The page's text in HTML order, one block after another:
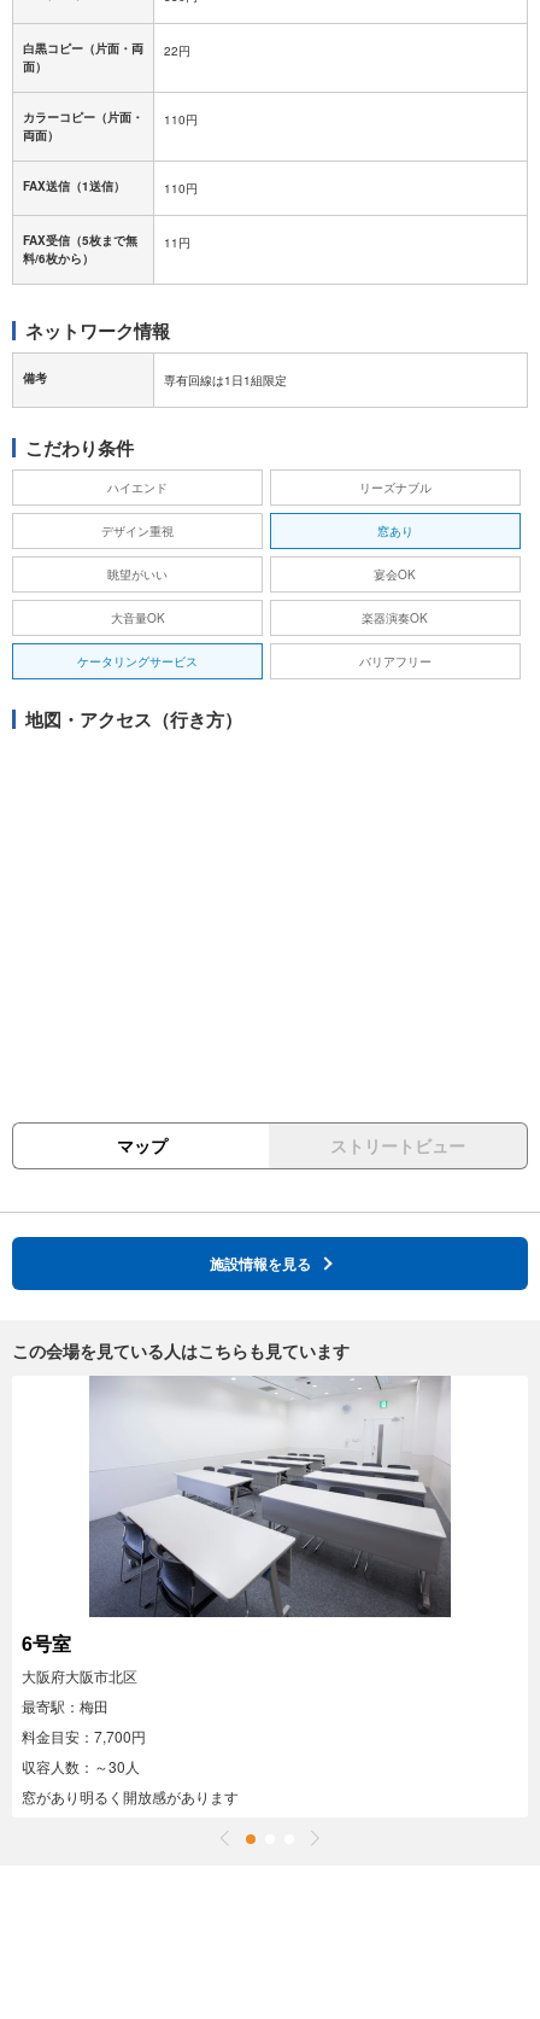
白黒コピー（片面・両
面）
22円
カラーコピー（片面・
両面）
110円
FAX送信（1送信） 110円
FAX受信（5枚まで無
料/6枚から）
11円
ネットワーク情報
備考 専有回線は1日1組限定
こだわり条件
ハイエンド リーズナブル
デザイン重視 窓あり
眺望がいい 宴会OK
大音量OK 楽器演奏OK
ケータリングサービス バリアフリー
地図・アクセス（行き方）
マップ ストリートビュー
施設情報を見る
この会場を見ている人はこちらも見ています
6号室
大阪府大阪市北区
最寄駅：梅田
料金目安：7,700円
収容人数：～30人
窓があり明るく開放感があります